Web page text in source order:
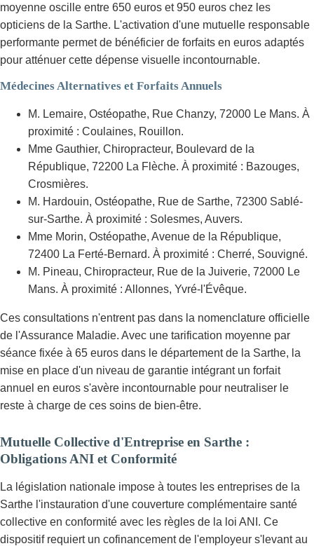
moyenne oscille entre 650 euros et 950 euros chez les
opticiens de la Sarthe. L'activation d'une mutuelle responsable
performante permet de bénéficier de forfaits en euros adaptés
pour atténuer cette dépense visuelle incontournable.
Médecines Alternatives et Forfaits Annuels
M. Lemaire, Ostéopathe, Rue Chanzy, 72000 Le Mans. À
proximité : Coulaines, Rouillon.
Mme Gauthier, Chiropracteur, Boulevard de la
République, 72200 La Flèche. À proximité : Bazouges,
Crosmières.
M. Hardouin, Ostéopathe, Rue de Sarthe, 72300 Sablé-
sur-Sarthe. À proximité : Solesmes, Auvers.
Mme Morin, Ostéopathe, Avenue de la République,
72400 La Ferté-Bernard. À proximité : Cherré, Souvigné.
M. Pineau, Chiropracteur, Rue de la Juiverie, 72000 Le
Mans. À proximité : Allonnes, Yvré-l'Évêque.
Ces consultations n'entrent pas dans la nomenclature officielle
de l'Assurance Maladie. Avec une tarification moyenne par
séance fixée à 65 euros dans le département de la Sarthe, la
mise en place d'un niveau de garantie intégrant un forfait
annuel en euros s'avère incontournable pour neutraliser le
reste à charge de ces soins de bien-être.
Mutuelle Collective d'Entreprise en Sarthe :
Obligations ANI et Conformité
La législation nationale impose à toutes les entreprises de la
Sarthe l'instauration d'une couverture complémentaire santé
collective en conformité avec les règles de la loi ANI. Ce
dispositif requiert un cofinancement de l'employeur s'levant au